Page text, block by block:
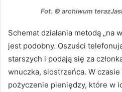
Fot. © archiwum
Schemat działania metodą „na
jest podobny. Oszuści
starszych i podają się za
wnuczka, siostrzeńca. W
pożyczenie pieniędzy, które w